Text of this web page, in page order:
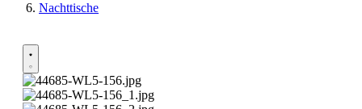
Nachttische